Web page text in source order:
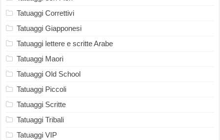
Tatuaggi Correttivi
Tatuaggi Giapponesi
Tatuaggi lettere e scritte Arabe
Tatuaggi Maori
Tatuaggi Old School
Tatuaggi Piccoli
Tatuaggi Scritte
Tatuaggi Tribali
Tatuaggi VIP